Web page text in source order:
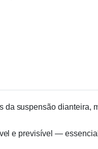
suspensão dianteira,
e previsível —